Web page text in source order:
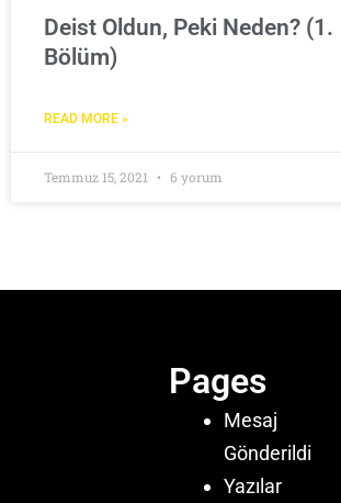
Deist Oldun, Peki Neden? (1.
Bölüm)
READ MORE »
Temmuz 15, 2021 6 yorum
Pages
Mesaj
Gönderildi
Yazılar